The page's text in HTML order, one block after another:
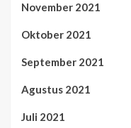
November 2021
Oktober 2021
September 2021
Agustus 2021
Juli 2021